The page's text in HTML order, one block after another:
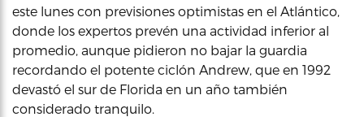
este lunes con previsiones optimistas en el Atlántico,
donde los expertos prevén una actividad inferior al
promedio, aunque pidieron no bajar la guardia
recordando el potente ciclón Andrew, que en 1992
devastó el sur de Florida en un año también
considerado tranquilo.